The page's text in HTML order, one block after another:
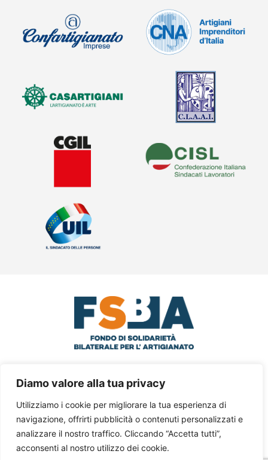
Diamo valore alla tua privacy
Utilizziamo i cookie per migliorare la tua esperienza di
navigazione, offrirti pubblicità o contenuti personalizzati e
analizzare il nostro traffico. Cliccando “Accetta tutti”,
acconsenti al nostro utilizzo dei cookie.
© 2024 FSBA Via Santa Croce in
Gerusalemme, 63 – III° Piano Int.5 – 00185
Roma
Tel. 06 77205055 – C.F. 97795620588 –
Privacy Policy–Cookie Policy